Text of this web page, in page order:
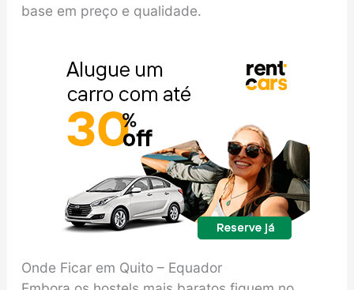
base em preço e qualidade.
Onde Ficar em Quito – Equador